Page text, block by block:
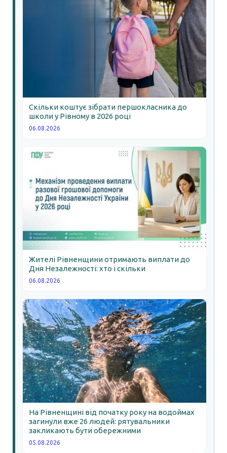
Скільки коштує зібрати першокласника до
школи у Рівному в 2026 році
06.08.2026
Жителі Рівненщини отримають виплати до
Дня Незалежності: хто і скільки
06.08.2026
На Рівненщині від початку року на водоймах
загинули вже 26 людей: рятувальники
закликають бути обережними
05.08.2026